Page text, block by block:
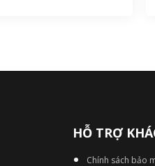
HỖ TRỢ
Chính sách bảo